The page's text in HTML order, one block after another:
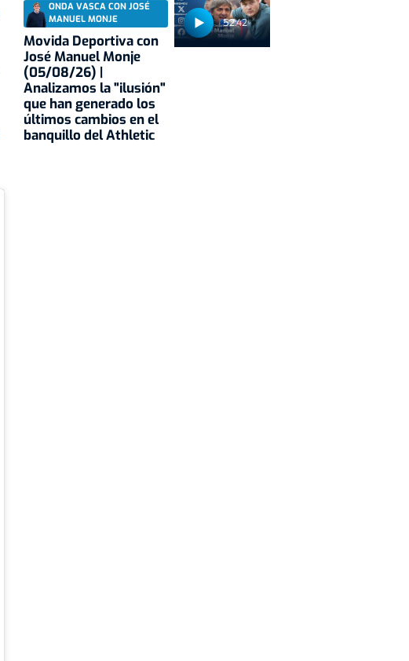
52:42
ONDA VASCA CON JOSÉ
MANUEL MONJE
Movida Deportiva con
José Manuel Monje
(05/08/26) |
Analizamos la "ilusión"
que han generado los
últimos cambios en el
banquillo del Athletic